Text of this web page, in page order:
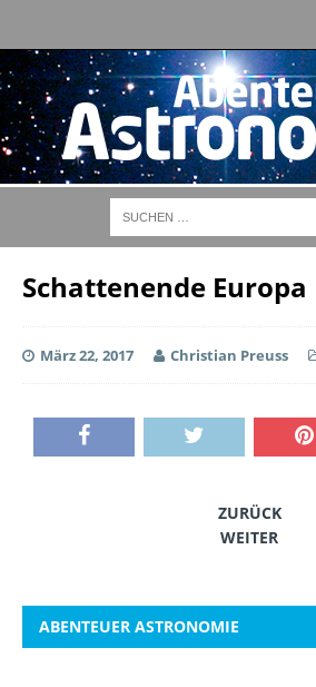
Schattenende Europa
März 22, 2017 Christian Preuss
ZURÜCK
WEITER
ABENTEUER ASTRONOMIE